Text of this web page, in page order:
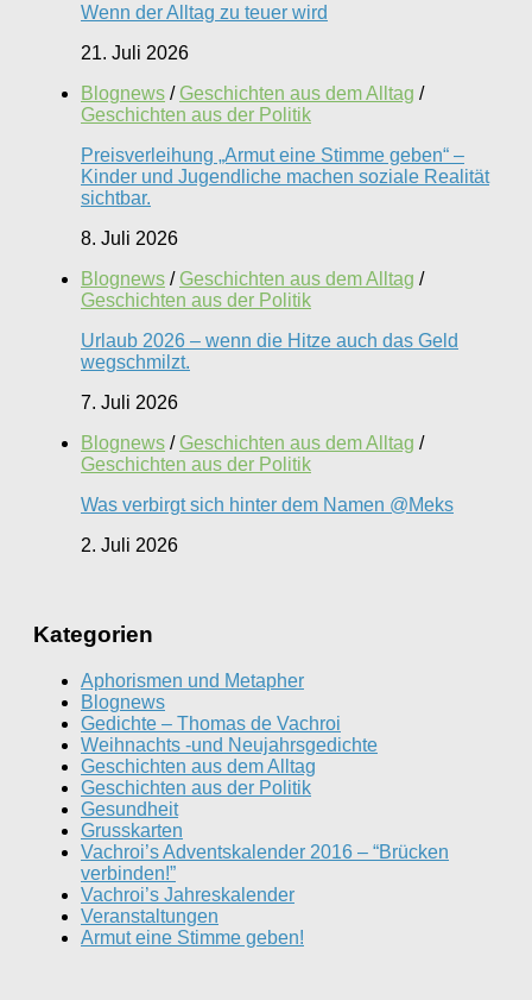
Wenn der Alltag zu teuer wird
21. Juli 2026
Blognews / Geschichten aus dem Alltag /
Geschichten aus der Politik
Preisverleihung „Armut eine Stimme geben“ –
Kinder und Jugendliche machen soziale Realität
sichtbar.
8. Juli 2026
Blognews / Geschichten aus dem Alltag /
Geschichten aus der Politik
Urlaub 2026 – wenn die Hitze auch das Geld
wegschmilzt.
7. Juli 2026
Blognews / Geschichten aus dem Alltag /
Geschichten aus der Politik
Was verbirgt sich hinter dem Namen @Meks
2. Juli 2026
Kategorien
Aphorismen und Metapher
Blognews
Gedichte – Thomas de Vachroi
Weihnachts -und Neujahrsgedichte
Geschichten aus dem Alltag
Geschichten aus der Politik
Gesundheit
Grusskarten
Vachroi’s Adventskalender 2016 – “Brücken
verbinden!”
Vachroi’s Jahreskalender
Veranstaltungen
Armut eine Stimme geben!